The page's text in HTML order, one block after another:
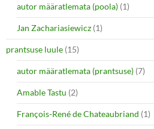
autor määratlemata (poola) (1)
Jan Zachariasiewicz (1)
prantsuse luule (15)
autor määratlemata (prantsuse) (7)
Amable Tastu (2)
François-René de Chateaubriand (1)